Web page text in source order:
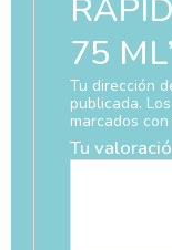
75
Tu dirección
publicada.
marcados con
Tu